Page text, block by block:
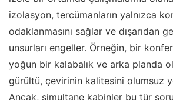
izolasyon, tercümanların yalnızca
odaklanmasını sağlar ve dışarıdan
unsurları engeller. Örneğin, bir
yoğun bir kalabalık ve arka planda
gürültü, çevirinin kalitesini olumsuz
Ancak, simultane kabinler bu tür